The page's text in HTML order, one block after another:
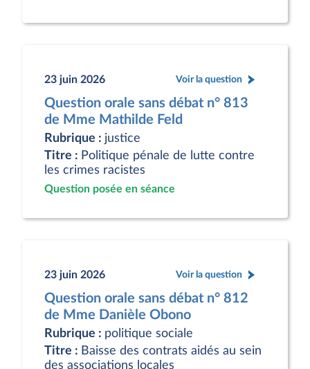
23 juin 2026 Voir la question
Question orale sans débat n° 813
de Mme Mathilde Feld
Rubrique : justice
Titre : Politique pénale de lutte contre
les crimes racistes
Question posée en séance
23 juin 2026 Voir la question
Question orale sans débat n° 812
de Mme Danièle Obono
Rubrique : politique sociale
Titre : Baisse des contrats aidés au sein
des associations locales